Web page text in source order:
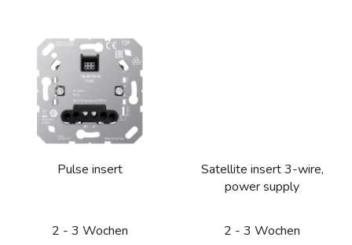
Pulse insert
2 - 3 Wochen
Satellite insert 3-wire,
power supply
2 - 3 Wochen